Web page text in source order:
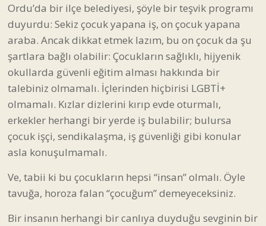
Ordu’da bir ilçe belediyesi, şöyle bir teşvik programı
duyurdu: Sekiz çocuk yapana iş, on çocuk yapana
araba. Ancak dikkat etmek lazım, bu on çocuk da şu
şartlara bağlı olabilir: Çocukların sağlıklı, hijyenik
okullarda güvenli eğitim alması hakkında bir
talebiniz olmamalı. İçlerinden hiçbirisi LGBTİ+
olmamalı. Kızlar dizlerini kırıp evde oturmalı,
erkekler herhangi bir yerde iş bulabilir; bulursa
çocuk işçi, sendikalaşma, iş güvenliği gibi konular
asla konuşulmamalı.
Ve, tabii ki bu çocukların hepsi “insan” olmalı. Öyle
tavuğa, horoza falan “çocuğum” demeyeceksiniz.
Bir insanın herhangi bir canlıya duyduğu sevginin bir